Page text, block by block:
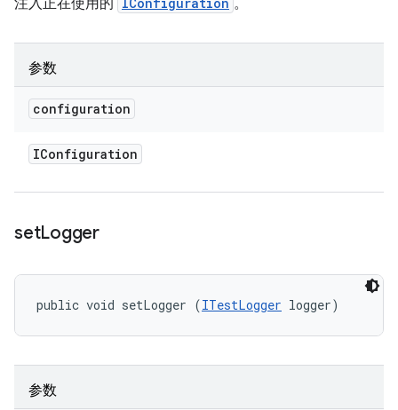
注入正在使用的 。
参数
configuration
IConfiguration
setLogger
public void setLogger (ITestLogger logger)
参数